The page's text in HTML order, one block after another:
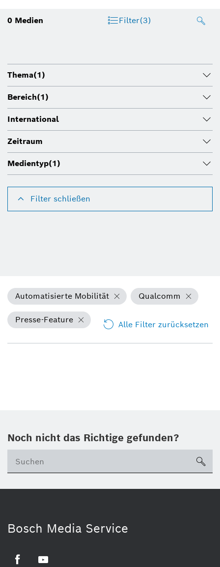
0 Medien Filter(3)
Thema(1)
Bereich(1)
International
Zeitraum
Medientyp(1)
Filter schließen
Automatisierte Mobilität Qualcomm
Presse-Feature Alle Filter zurücksetzen
Noch nicht das Richtige gefunden?
Bosch Media Service